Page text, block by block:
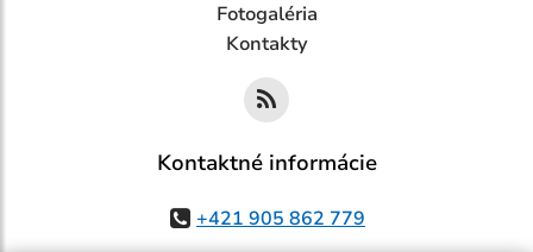
Fotogaléria
Kontakty
Kontaktné informácie
+421 905 862 779